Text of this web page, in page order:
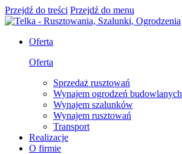
Przejdź do treści Przejdź do menu
Oferta
Oferta
Sprzedaż rusztowań
Wynajem ogrodzeń budowlanych
Wynajem szalunków
Wynajem rusztowań
Transport
Realizacje
O firmie